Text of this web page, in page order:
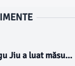
Jiu a luat măsuri!